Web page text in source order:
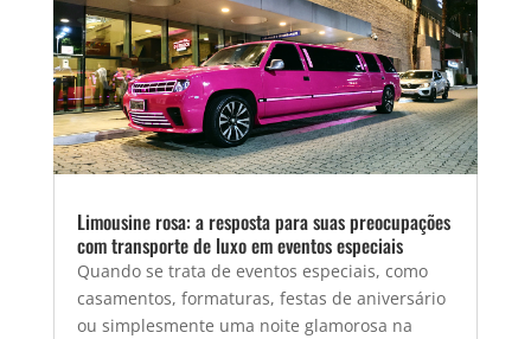
Limousine rosa: a resposta para suas preocupações
com transporte de luxo em eventos especiais
Quando se trata de eventos especiais, como
casamentos, formaturas, festas de aniversário
ou simplesmente uma noite glamorosa na